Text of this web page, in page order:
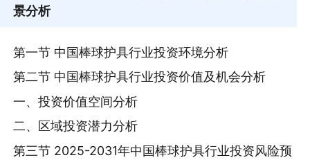
景分析
第一节 中国棒球护具行业投资环境分析
第二节 中国棒球护具行业投资价值及机会分析
一、投资价值空间分析
二、区域投资潜力分析
第三节 2025-2031年中国棒球护具行业投资风险预